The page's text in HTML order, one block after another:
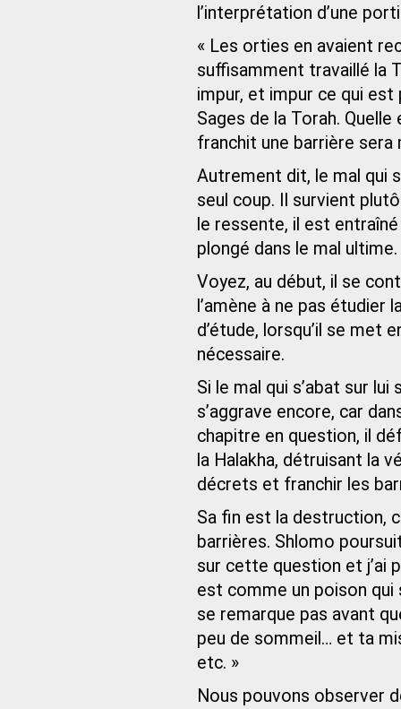
l’interprétation d’une
« Les orties en avaient
suffisamment travaillé la
impur, et impur ce qui est
Sages de la Torah.
franchit une barrière sera
Autrement dit, le mal qui
seul coup. Il survient
le ressente, il est entraîné
plongé dans le mal ultime.
Voyez, au début, il se
l’amène à ne pas étudier
d’étude, lorsqu’il se met
nécessaire.
Si le mal qui s’abat sur
s’aggrave encore, car
chapitre en question, il
la Halakha, détruisant la
décrets et franchir les
Sa fin est la destruction,
barrières. Shlomo
sur cette question et j’ai
est comme un poison
se remarque pas avant
peu de sommeil… et ta
etc. »
Nous pouvons observer